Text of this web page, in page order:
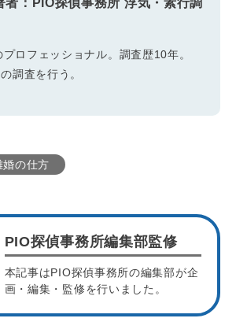
者：PIO探偵事務所 浮気・素行調
ロフェッショナル。調査歴10年。
調査を行う。
婚の仕方
PIO探偵事務所編集部監修
本記事はPIO探偵事務所の編集部が企
画・編集・監修を行いました。